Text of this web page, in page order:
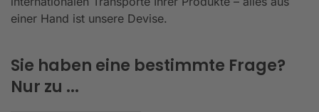
einer Hand ist unsere Devise.
Sie haben eine bestimmte Frage?
Nur zu ...